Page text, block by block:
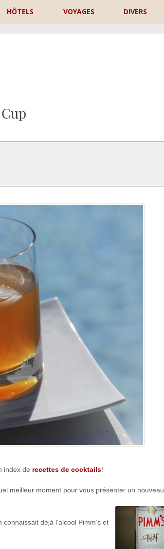
HÔTELS VOYAGES DIVERS
index de recettes de cocktails!
meilleur moment pour vous présenter un nouveau
déjà l’alcool Pimm’s et